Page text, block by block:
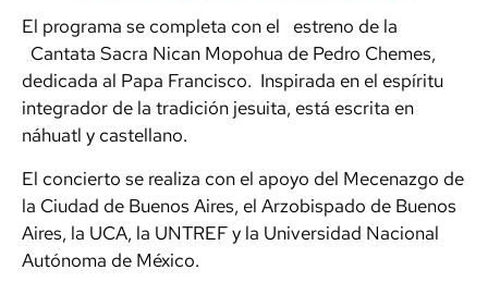
El programa se completa con el estreno de la
Cantata Sacra Nican Mopohua de Pedro Chemes,
dedicada al Papa Francisco. Inspirada en el espíritu
integrador de la tradición jesuita, está escrita en
náhuatl y castellano.
El concierto se realiza con el apoyo del Mecenazgo de
la Ciudad de Buenos Aires, el Arzobispado de Buenos
Aires, la UCA, la UNTREF y la Universidad Nacional
Autónoma de México.